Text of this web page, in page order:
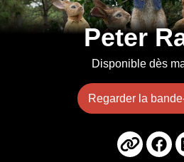
Peter
Disponible dès
Regarder la